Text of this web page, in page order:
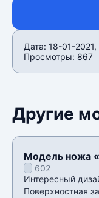
Дата: 18-01-2021,
Просмотры: 867
Другие
Модель ножа
закалка» для
602
Интересный
Поверхностная